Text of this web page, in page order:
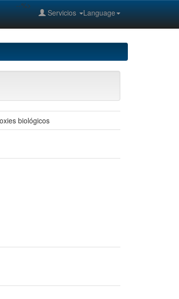
Language
Servicios
--%>
biológicos